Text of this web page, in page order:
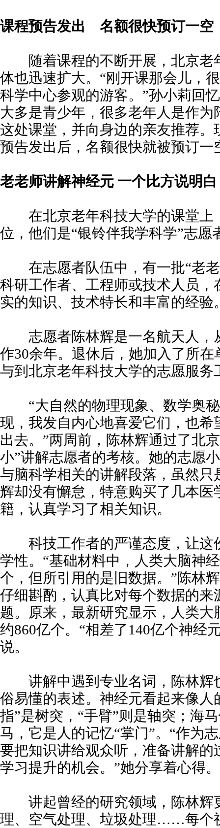
课程预告发出 名额很快预订一空
随着课程的不断开展，北京老
体也迅速扩大。“刚开课那会儿，
科学中心参观的游客。”孙小莉回
大多是青少年，很多老年人是作为
这处课堂，并向身边的亲友推荐。
预告发出后，名额很快就被预订一
老老师讲解神经元 一个比方说明白
在北京老年科技大学的课堂上
位，他们是“银铃伴我学科学”志愿
在志愿者队伍中，有一批“老老
科研工作者、工程师或技术人员，
实的知识、技术特长和丰富的经验
志愿者陈林辉是一名航天人，
作30余年。退休后，她加入了所
与到北京老年科技大学的志愿服务
“大自然的物理现象、数学奥秘
现，我发自内心地喜爱它们，也希
出去。”两周前，陈林辉通过了北
小”讲解志愿者的考核。她的志愿
与脑科学相关的讲解段落，虽然只
辉却没有懈怠，特意购买了几本医
籍，认真学习了相关知识。
科技工作者的严谨态度，让这
学性。“基础材料中，人类大脑神
个，但所引用的是旧数据。”陈林
仔细斟酌，认真比对每个数据的来
题。原来，最新研究显示，人类大
约860亿个。“相差了140亿个神经
说。
讲解中遇到专业名词，陈林辉
俗易懂的表述。神经元看起来像人
指”是树突，“手臂”则是轴突；海
马，它是人的记忆“掌门”。“作为
要把知识讲给观众听，准备讲解的
学习提升的机会。”她分享着心得。
讲起曾经的研究领域，陈林辉
理、空气处理、垃圾处理……每个